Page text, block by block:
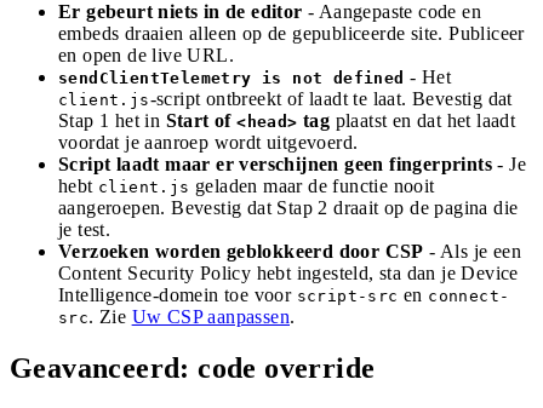
Er gebeurt niets in de editor - Aangepaste code en
embeds draaien alleen op de gepubliceerde site. Publiceer
en open de live URL.
sendClientTelemetry is not defined - Het
client.js-script ontbreekt of laadt te laat. Bevestig dat
Stap 1 het in Start of<head> tag plaatst en dat het laadt
voordat je aanroep wordt uitgevoerd.
Script laadt maar er verschijnen geen fingerprints - Je
hebt client.js geladen maar de functie nooit
aangeroepen. Bevestig dat Stap 2 draait op de pagina die
je test.
Verzoeken worden geblokkeerd door CSP - Als je een
Content Security Policy hebt ingesteld, sta dan je Device
Intelligence-domein toe voor script-src en connect-
src. Zie Uw CSP aanpassen.
Geavanceerd: code override